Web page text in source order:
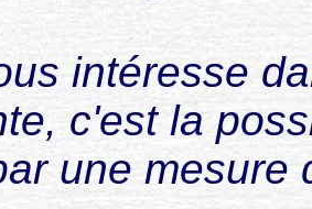
intéresse
c'est la
une mesure